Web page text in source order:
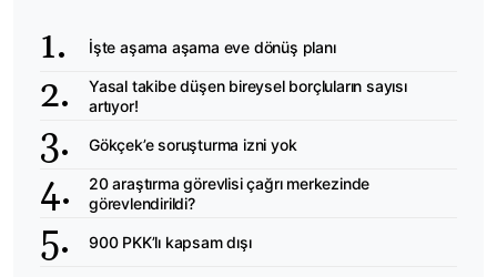
İşte aşama aşama eve dönüş planı
Yasal takibe düşen bireysel borçluların sayısı
artıyor!
Gökçek’e soruşturma izni yok
20 araştırma görevlisi çağrı merkezinde
görevlendirildi?
900 PKK’lı kapsam dışı